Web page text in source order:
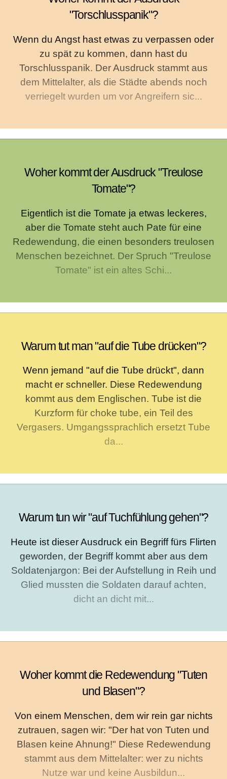
"Torschlusspanik"?
Wenn du Angst hast etwas zu verpassen oder
zu spät zu kommen, dann hast du
Torschlusspanik. Der Ausdruck stammt aus
dem Mittelalter, als die Städte abends noch
verriegelt wurden um vor Angreifern sic...
Woher kommt der Ausdruck "Treulose
Tomate"?
Eigentlich ist die Tomate ja etwas leckeres,
aber die Tomate steht auch Pate für eine
Redewendung, die einen besonders treulosen
Menschen bezeichnet. Der Spruch "Treulose
Tomate" ist ein altes Schi...
Warum tut man "auf die Tube drücken"?
Wenn jemand "auf die Tube drückt", dann
macht er schneller. Diese Redewendung
kommt aus dem Englischen. Tube ist die
Kurzform für choke tube, ein Teil des
Vergasers. Umgangssprachlich ersetzt Tube
da...
Warum tun wir "auf Tuchfühlung gehen"?
Heute ist dieser Ausdruck ein Begriff fürs Flirten
geworden, der Begriff kommt aber aus dem
Soldatenjargon: Bei der Aufstellung in Reih und
Glied mussten die Soldaten darauf achten,
dicht an dicht mit...
Woher kommt die Redewendung "Tuten
und Blasen"?
Von einem Menschen, dem wir rein gar nichts
zutrauen, sagen wir: "Der hat von Tuten und
Blasen keine Ahnung!" Diese Redewendung
stammt aus dem Mittelalter: wer zu nichts
Nutze war und keine Ausbildun...